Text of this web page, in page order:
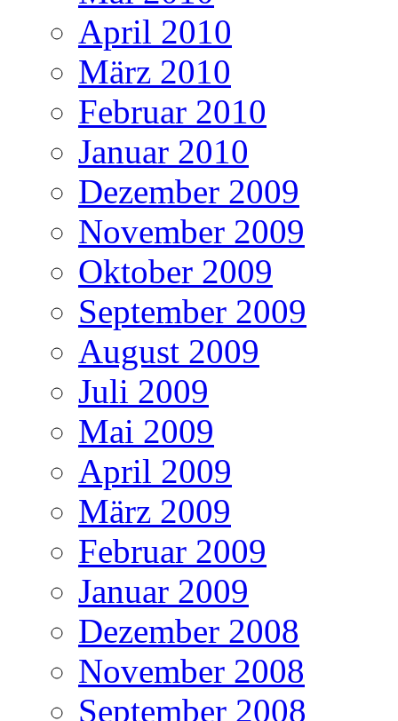
April 2010
März 2010
Februar 2010
Januar 2010
Dezember 2009
November 2009
Oktober 2009
September 2009
August 2009
Juli 2009
Mai 2009
April 2009
März 2009
Februar 2009
Januar 2009
Dezember 2008
November 2008
September 2008